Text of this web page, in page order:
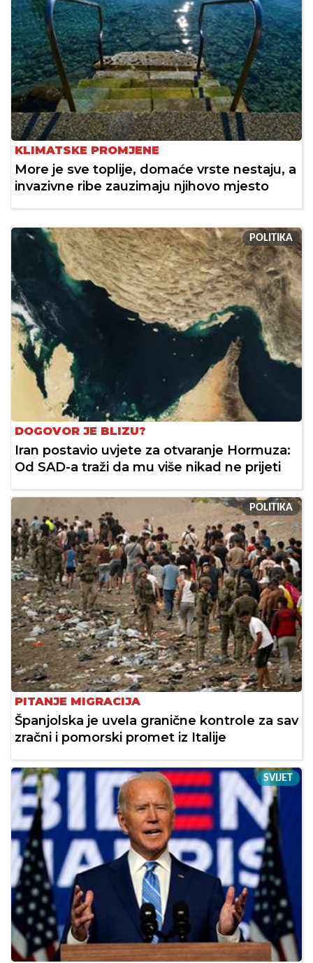
KLIMATSKE PROMJENE
More je sve toplije, domaće vrste nestaju, a
invazivne ribe zauzimaju njihovo mjesto
POLITIKA
DOGOVOR JE BLIZU?
Iran postavio uvjete za otvaranje Hormuza:
Od SAD-a traži da mu više nikad ne prijeti
POLITIKA
PITANJE MIGRACIJA
Španjolska je uvela granične kontrole za sav
zračni i pomorski promet iz Italije
SVIJET